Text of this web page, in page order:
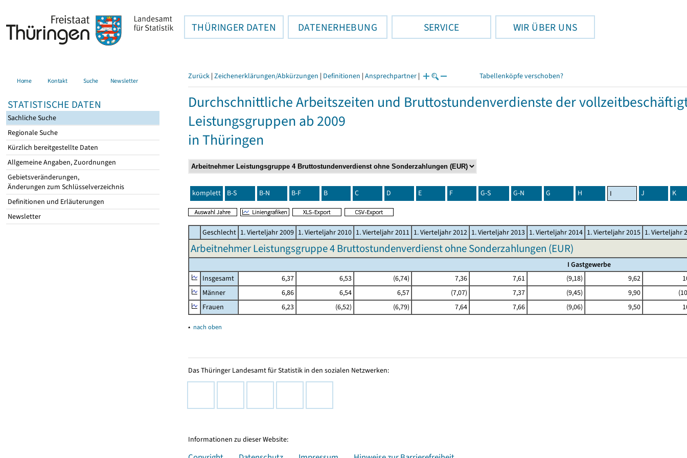
THÜRINGER DATEN DATENERHEBUNG SERVICE WIR ÜBER UNS
Home Kontakt Suche Newsletter
STATISTISCHE DATEN
Sachliche Suche
Regionale Suche
Kürzlich bereitgestellte Daten
Allgemeine Angaben, Zuordnungen
Gebietsveränderungen,
Änderungen zum Schlüsselverzeichnis
Definitionen und Erläuterungen
Newsletter
Zurück | Zeichenerklärungen/Abkürzungen | Definitionen | Ansprechpartner | Tabellenköpfe verschoben?
Durchschnittliche Arbeitszeiten und Bruttostundenverdienste der
Leistungsgruppen ab 2009
in Thüringen
komplett B-S B-N B-F B C D E F G-S G-N G H I J K
Geschlecht 1. Vierteljahr 2009 1. Vierteljahr 2010 1. Vierteljahr 2011 1. Vierteljahr 2012 1. Vierteljahr 2013 1. Vierteljahr 2014 1. Vierteljahr 2015 1. Vierteljahr
Arbeitnehmer Leistungsgruppe 4 Bruttostundenverdienst ohne Sonderzahlungen (EUR)
I Gastgewerbe
Insgesamt
6,37 6,53 (6,74) 7,36 7,61 (9,18) 9,62
Männer
6,86 6,54 6,57 (7,07) 7,37 (9,45) 9,90
Frauen
6,23 (6,52) (6,79) 7,64 7,66 (9,06) 9,50
▴ nach oben
Das Thüringer Landesamt für Statistik in den sozialen Netzwerken:
Informationen zu dieser Website: